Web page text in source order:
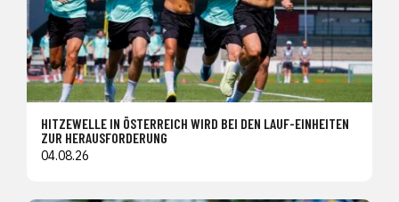
HITZEWELLE IN ÖSTERREICH WIRD BEI DEN LAUF-EINHEITEN
ZUR HERAUSFORDERUNG
04.08.26